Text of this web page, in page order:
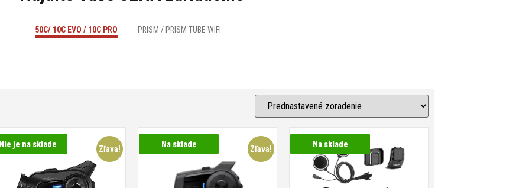
Zľava!
Nie je na sklade Zľava!
Na sklade Na sklade